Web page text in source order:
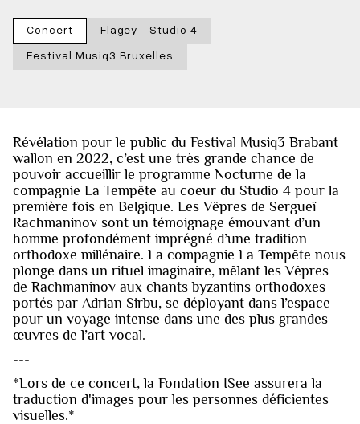
Concert
Flagey - Studio 4
Festival Musiq3 Bruxelles
Révélation pour le public du Festival Musiq3 Brabant
wallon en 2022, c’est une très grande chance de
pouvoir accueillir le programme Nocturne de la
compagnie La Tempête au coeur du Studio 4 pour la
première fois en Belgique. Les Vêpres de Sergueï
Rachmaninov sont un témoignage émouvant d’un
homme profondément imprégné d’une tradition
orthodoxe millénaire. La compagnie La Tempête nous
plonge dans un rituel imaginaire, mêlant les Vêpres
de Rachmaninov aux chants byzantins orthodoxes
portés par Adrian Sirbu, se déployant dans l’espace
pour un voyage intense dans une des plus grandes
œuvres de l’art vocal.
---
*Lors de ce concert, la Fondation ISee assurera la
traduction d'images pour les personnes déficientes
visuelles.*